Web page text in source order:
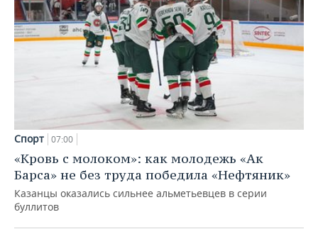
Спорт 07:00
«Кровь с молоком»: как молодежь «Ак
Барса» не без труда победила «Нефтяник»
Казанцы оказались сильнее альметьевцев в серии
буллитов